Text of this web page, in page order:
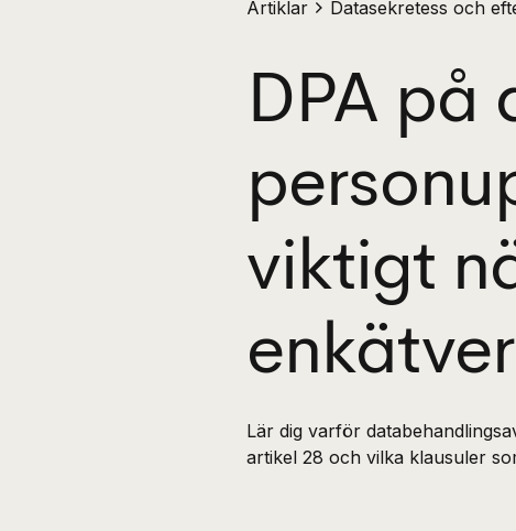
Artiklar Datasekretess och
DPA på
viktigt
Lär dig varför
artikel 28 och vilka klausuler